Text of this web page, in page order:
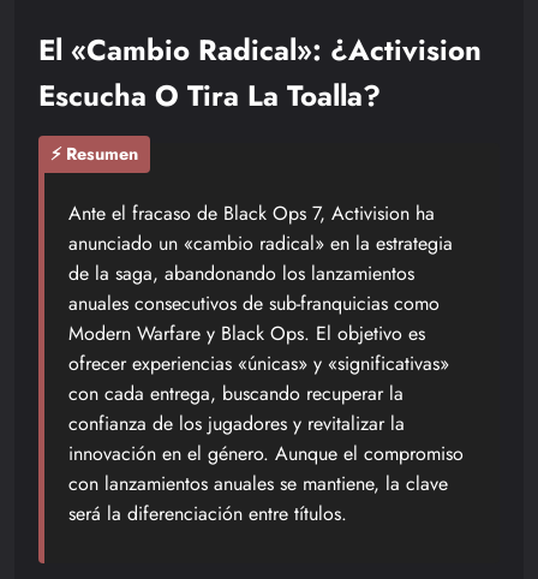
El «Cambio Radical»: ¿Activision
Escucha O Tira La Toalla?
⚡ Resumen
Ante el fracaso de Black Ops 7, Activision ha
anunciado un «cambio radical» en la estrategia
de la saga, abandonando los lanzamientos
anuales consecutivos de sub-franquicias como
Modern Warfare y Black Ops. El objetivo es
ofrecer experiencias «únicas» y «significativas»
con cada entrega, buscando recuperar la
confianza de los jugadores y revitalizar la
innovación en el género. Aunque el compromiso
con lanzamientos anuales se mantiene, la clave
será la diferenciación entre títulos.